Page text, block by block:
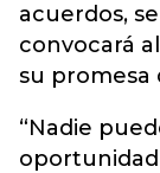
acuerdos,
convocará
su promesa
“Nadie